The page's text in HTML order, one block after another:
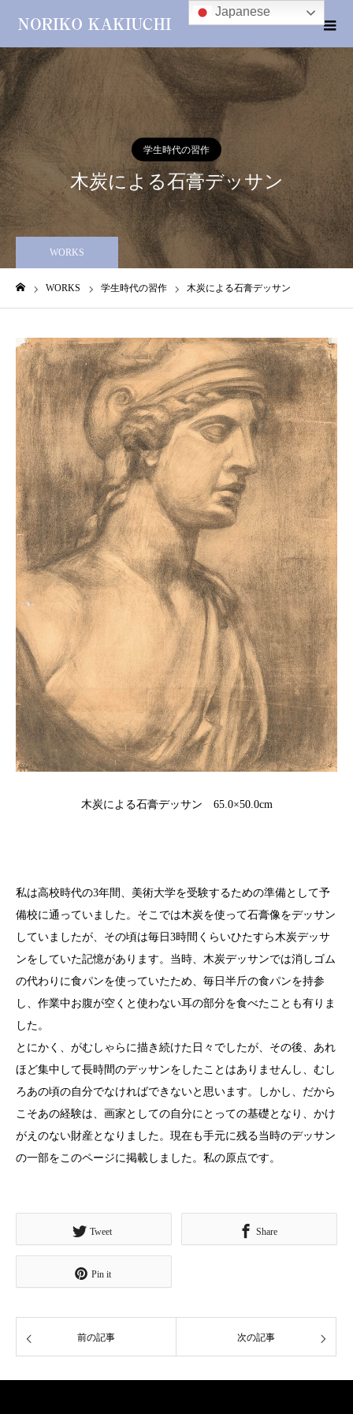
学生時代の習作
木炭による石膏デッサン
WORKS
WORKS 学生時代の習作 木炭による石膏デッサン
木炭による石膏デッサン 65.0×50.0cm
私は高校時代の3年間、美術大学を受験するための準備として予
備校に通っていました。そこでは木炭を使って石膏像をデッサン
していましたが、その頃は毎日3時間くらいひたすら木炭デッサ
ンをしていた記憶があります。当時、木炭デッサンでは消しゴム
の代わりに食パンを使っていたため、毎日半斤の食パンを持参
し、作業中お腹が空くと使わない耳の部分を食べたことも有りま
した。
とにかく、がむしゃらに描き続けた日々でしたが、その後、あれ
ほど集中して長時間のデッサンをしたことはありませんし、むし
ろあの頃の自分でなければできないと思います。しかし、だから
こそあの経験は、画家としての自分にとっての基礎となり、かけ
がえのない財産となりました。現在も手元に残る当時のデッサン
の一部をこのページに掲載しました。私の原点です。
Tweet Share
Pin it
前の記事 次の記事
Japanese